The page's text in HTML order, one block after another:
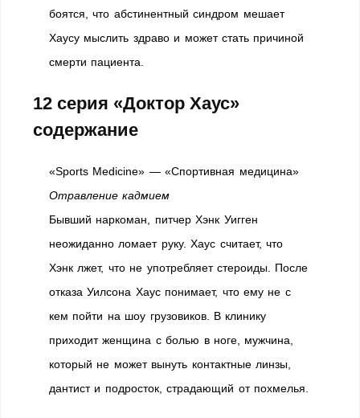
боятся, что абстинентный синдром мешает
Хаусу мыслить здраво и может стать причиной
смерти пациента.
12 серия «Доктор Хаус»
содержание
«Sports Medicine» — «Спортивная медицина»
Отравление кадмием
Бывший наркоман, питчер Хэнк Уигген
неожиданно ломает руку. Хаус считает, что
Хэнк лжет, что не употребляет стероиды. После
отказа Уилсона Хаус понимает, что ему не с
кем пойти на шоу грузовиков. В клинику
приходит женщина с болью в ноге, мужчина,
который не может вынуть контактные линзы,
дантист и подросток, страдающий от похмелья.